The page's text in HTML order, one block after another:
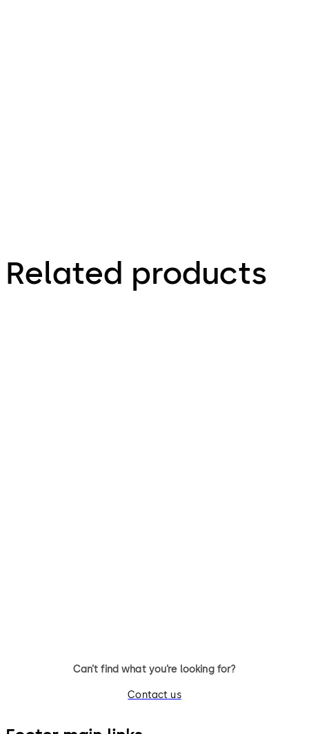
Related products
Can’t find what you’re looking for?
Contact us